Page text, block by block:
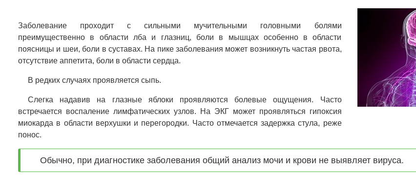
Заболевание проходит с сильными мучительными головными болями
преимущественно в области лба и глазниц, боли в мышцах особенно в области
поясницы и шеи, боли в суставах. На пике заболевания может возникнуть частая рвота,
отсутствие аппетита, боли в области сердца.
В редких случаях проявляется сыпь.
Слегка надавив на глазные яблоки проявляются болевые ощущения. Часто
встречается воспаление лимфатических узлов. На ЭКГ может проявляться гипоксия
миокарда в области верхушки и перегородки. Часто отмечается задержка стула, реже
понос.
Обычно, при диагностике заболевания общий анализ мочи и крови не выявляет вируса.